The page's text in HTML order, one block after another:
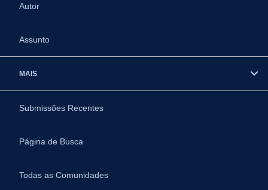
Autor
Assunto
MAIS
Submissões Recentes
Página de Busca
Todas as Comunidades